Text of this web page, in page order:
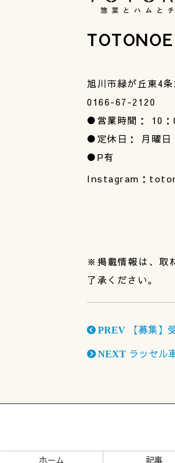
旭川市緑が丘東4
0166-67-2120
●営業時間： 10：
●定休日： 月曜日
●P有
Instagram：
※掲載情報は、取
了承ください。
PREV 【募集】
NEXT ラッセル
ホーム 記事